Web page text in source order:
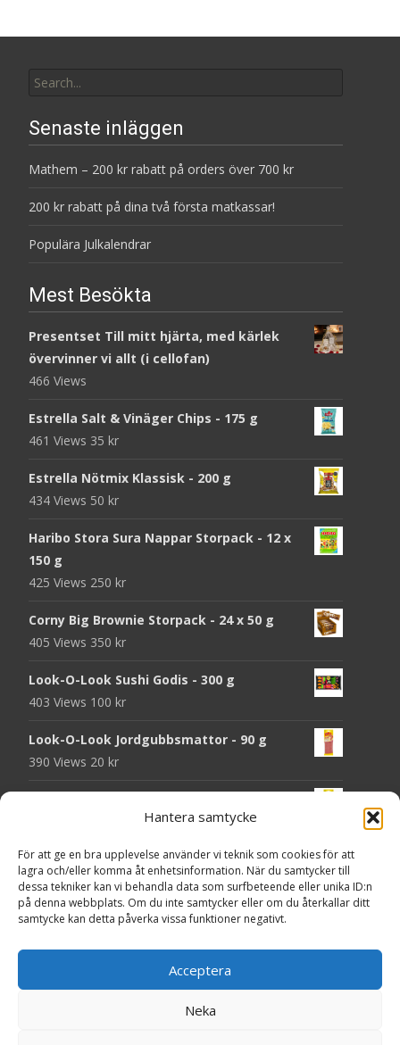
Hantera samtycke
För att ge en bra upplevelse använder vi teknik som cookies för att
lagra och/eller komma åt enhetsinformation. När du samtycker till
dessa tekniker kan vi behandla data som surfbeteende eller unika ID:n
på denna webbplats. Om du inte samtycker eller om du återkallar ditt
samtycke kan detta påverka vissa funktioner negativt.
Acceptera
Neka
for:
Senaste inläggen
Mathem – 200 kr rabatt på orders över 700 kr
200 kr rabatt på dina två första matkassar!
Populära Julkalendrar
Mest Besökta
Presentset Till mitt hjärta, med kärlek
övervinner vi allt (i cellofan)
466 Views
Estrella Salt & Vinäger Chips - 175 g
461 Views 35 kr
Estrella Nötmix Klassisk - 200 g
434 Views 50 kr
Haribo Stora Sura Nappar Storpack - 12 x
150 g
425 Views 250 kr
Corny Big Brownie Storpack - 24 x 50 g
405 Views 350 kr
Look-O-Look Sushi Godis - 300 g
403 Views 100 kr
Look-O-Look Jordgubbsmattor - 90 g
390 Views 20 kr
Haribo Starmix - 170 g
380 Views25kr
Godsaker "Till mitt hjärta" - Majas lyktor/